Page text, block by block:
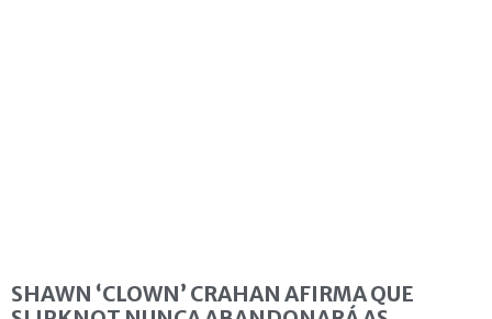
SHAWN ‘CLOWN’ CRAHAN AFIRMA QUE